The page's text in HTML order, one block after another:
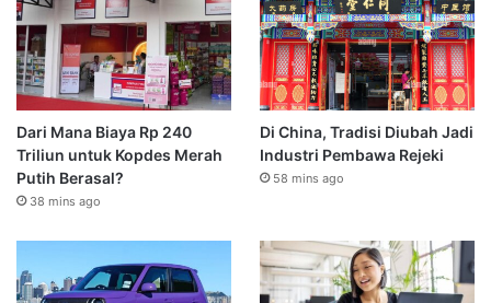
Dari Mana Biaya Rp 240
Triliun untuk Kopdes Merah
Putih Berasal?
38 mins ago
Di China, Tradisi Diubah Jadi
Industri Pembawa Rejeki
58 mins ago